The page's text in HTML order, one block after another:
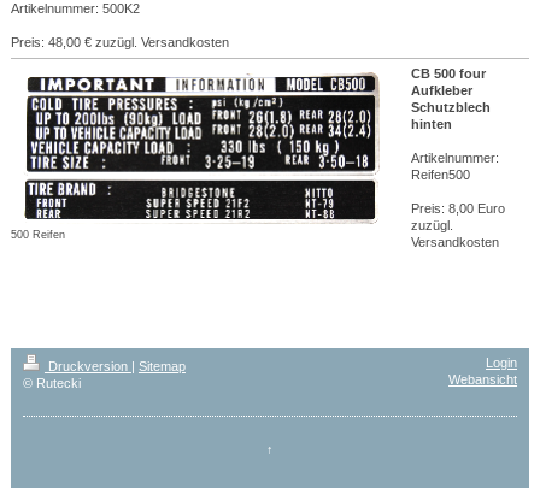
Artikelnummer: 500K2
Preis: 48,00 € zuzügl. Versandkosten
500 Reifen
CB 500 four
Aufkleber
Schutzblech
hinten
Artikelnummer:
Reifen500
Preis: 8,00 Euro
zuzügl.
Versandkosten
Druckversion
Sitemap
© Rutecki
Login
Webansicht
↑